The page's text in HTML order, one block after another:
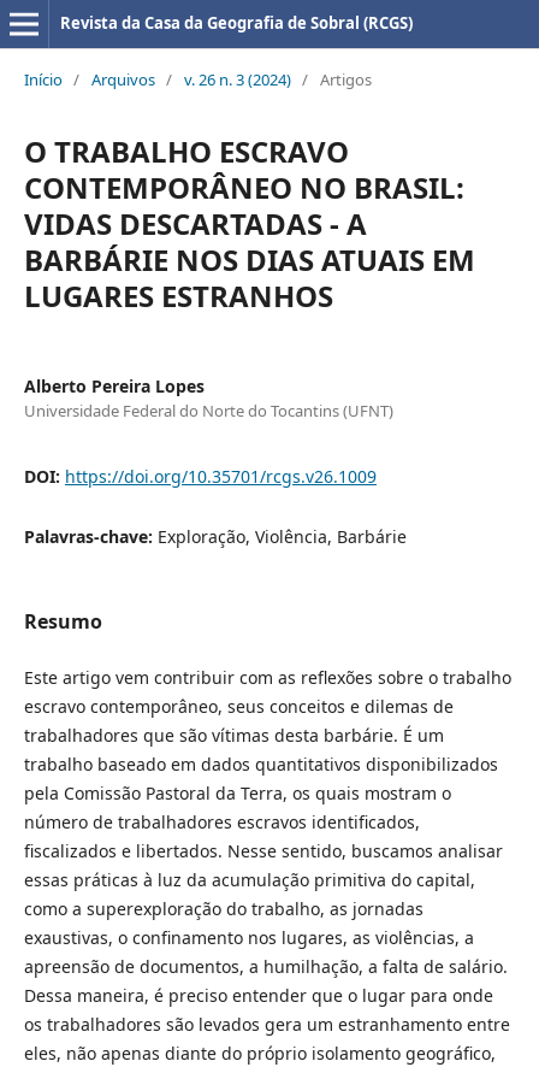
Revista da Casa da Geografia de Sobral (RCGS)
Início / Arquivos / v. 26 n. 3 (2024) / Artigos
O TRABALHO ESCRAVO
CONTEMPORÂNEO NO BRASIL:
VIDAS DESCARTADAS - A
BARBÁRIE NOS DIAS ATUAIS EM
LUGARES ESTRANHOS
Alberto Pereira Lopes
Universidade Federal do Norte do Tocantins (UFNT)
DOI: https://doi.org/10.35701/rcgs.v26.1009
Palavras-chave: Exploração, Violência, Barbárie
Resumo
Este artigo vem contribuir com as reflexões sobre o trabalho
escravo contemporâneo, seus conceitos e dilemas de
trabalhadores que são vítimas desta barbárie. É um
trabalho baseado em dados quantitativos disponibilizados
pela Comissão Pastoral da Terra, os quais mostram o
número de trabalhadores escravos identificados,
fiscalizados e libertados. Nesse sentido, buscamos analisar
essas práticas à luz da acumulação primitiva do capital,
como a superexploração do trabalho, as jornadas
exaustivas, o confinamento nos lugares, as violências, a
apreensão de documentos, a humilhação, a falta de salário.
Dessa maneira, é preciso entender que o lugar para onde
os trabalhadores são levados gera um estranhamento entre
eles, não apenas diante do próprio isolamento geográfico,